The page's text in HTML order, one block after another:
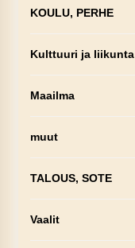
KOULU, PERHE
Kulttuuri ja liikunta
Maailma
muut
TALOUS, SOTE
Vaalit